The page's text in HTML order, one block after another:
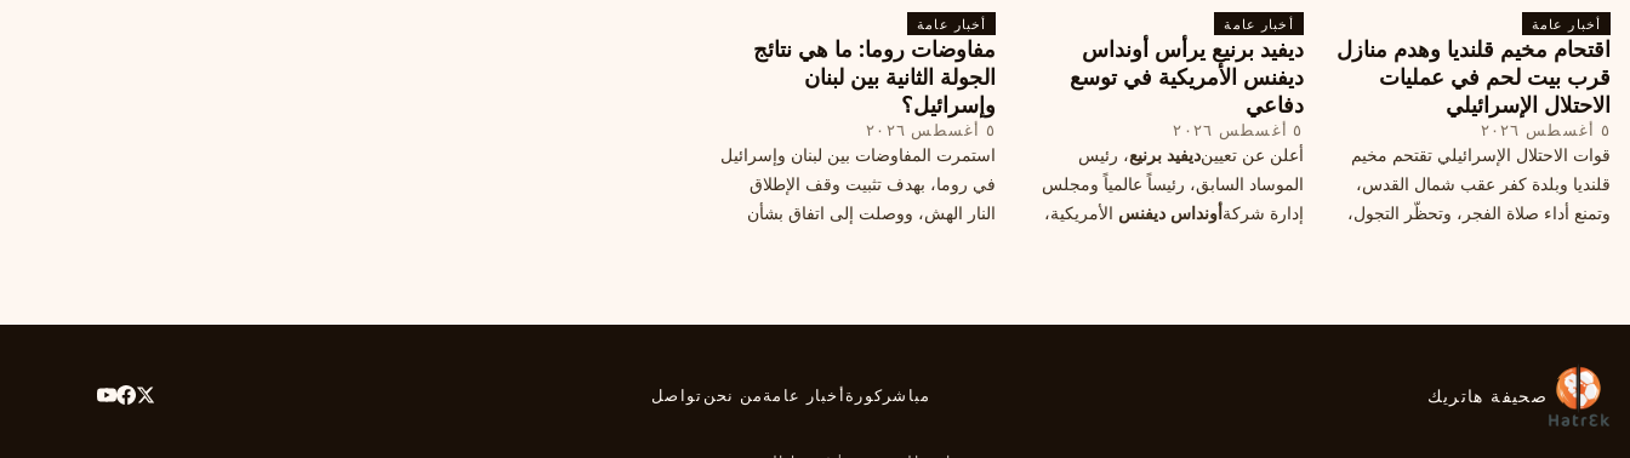
المدني. تفاصيل الهجوم وتداعياته.
"الحصار بالنيران
أخبار عامة
اقتحام مخيم قلنديا وهدم منازل
قرب بيت لحم في عمليات
الاحتلال الإسرائيلي
٥ أغسطس ٢٠٢٦
قوات الاحتلال الإسرائيلي تقتحم مخيم
قلنديا وبلدة كفر عقب شمال القدس،
وتمنع أداء صلاة الفجر، وتحظّر التجول،
أخبار عامة
ديفيد برنيع يرأس أونداس
ديفنس الأمريكية في توسع
دفاعي
٥ أغسطس ٢٠٢٦
أعلن عن تعيينديفيد برنيع، رئيس
الموساد السابق، رئيساً عالمياً ومجلس
إدارة شركةأونداس ديفنس الأمريكية،
أخبار عامة
مفاوضات روما: ما هي نتائج
الجولة الثانية بين لبنان
وإسرائيل؟
٥ أغسطس ٢٠٢٦
استمرت المفاوضات بين لبنان وإسرائيل
في روما، بهدف تثبيت وقف الإطلاق
النار الهش، ووصلت إلى اتفاق بشأن
لمعالجة الملفات العالقة، فيما يرى
صحيفة هاتريك
مباشر كورةأخبار عامةمن نحنتواصل